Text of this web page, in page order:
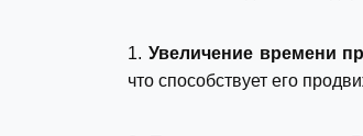
1.Увеличение времени
что способствует его